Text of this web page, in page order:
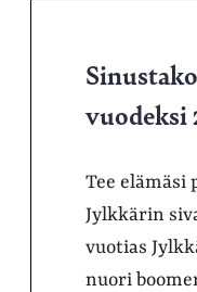
vuodeksi
Tee elämäsi
Jylkkärin
vuotias
nuori